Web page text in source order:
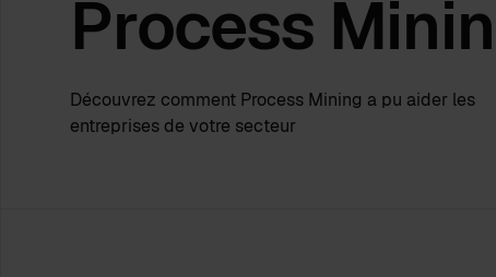
Process
Découvrez comment Process Mining a pu aider les
entreprises de votre secteur